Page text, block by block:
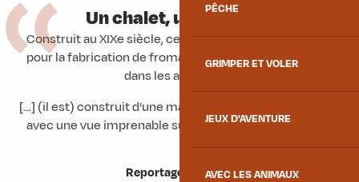
PÊCHE
GRIMPER ET VOLER
JEUX D'AVENTURE
AVEC LES ANIMAUX
Un chalet, une histoire
Construit au XIXe siècle, ce chalet d’alpage était utilisé
pour la fabrication de fromage avant d’être abandonné
dans les années 60.
[…] (il est) construit d’une manière tout à fait traditionnel
avec une vue imprenable sur la vallée de la Maurienne.
Reportage France 3